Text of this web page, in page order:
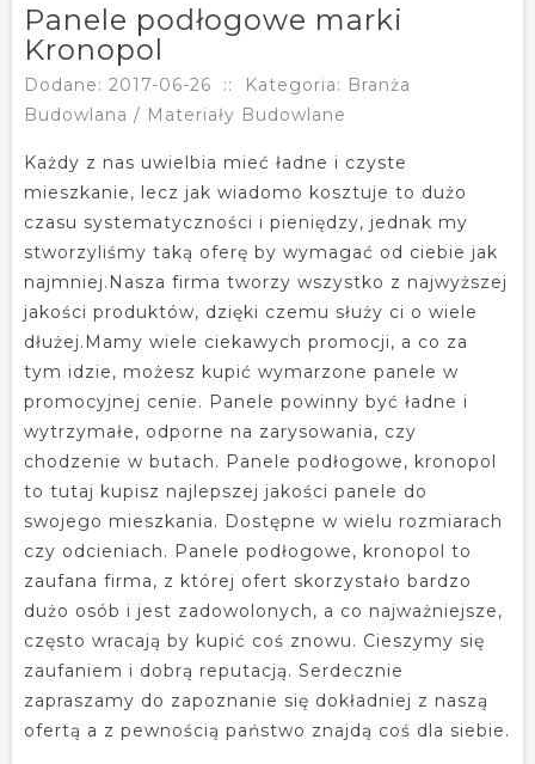
Panele podłogowe marki
Kronopol
Dodane: 2017-06-26 ::
Kategoria: Branża
Budowlana / Materiały Budowlane
Każdy z nas uwielbia mieć ładne i czyste
mieszkanie, lecz jak wiadomo kosztuje to dużo
czasu systematyczności i pieniędzy, jednak my
stworzyliśmy taką oferę by wymagać od ciebie jak
najmniej.Nasza firma tworzy wszystko z najwyższej
jakości produktów, dzięki czemu służy ci o wiele
dłużej.Mamy wiele ciekawych promocji, a co za
tym idzie, możesz kupić wymarzone panele w
promocyjnej cenie. Panele powinny być ładne i
wytrzymałe, odporne na zarysowania, czy
chodzenie w butach. Panele podłogowe, kronopol
to tutaj kupisz najlepszej jakości panele do
swojego mieszkania. Dostępne w wielu rozmiarach
czy odcieniach. Panele podłogowe, kronopol to
zaufana firma, z której ofert skorzystało bardzo
dużo osób i jest zadowolonych, a co najważniejsze,
często wracają by kupić coś znowu. Cieszymy się
zaufaniem i dobrą reputacją. Serdecznie
zapraszamy do zapoznanie się dokładniej z naszą
ofertą a z pewnością państwo znajdą coś dla siebie.